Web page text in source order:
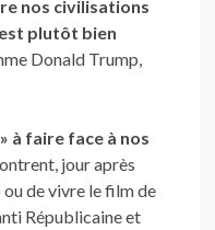
nos civilisations
plutôt bien
Donald Trump,
à faire face à nos
jour après
ou de vivre le film de
Républicaine et